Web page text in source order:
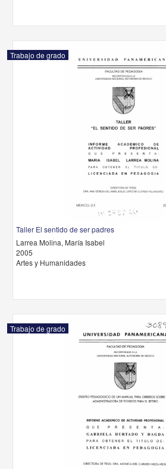
Trabajo de grado
Taller El sentido de ser padres
Larrea Molina, María Isabel
2005
Artes y Humanidades
Trabajo de grado